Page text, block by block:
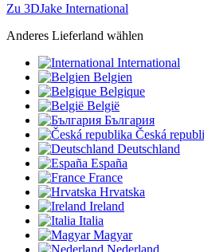
Zu 3DJake International
Anderes Lieferland wählen
International
Belgien
Belgique
België
България
Česká
Deutschland
España
France
Hrvatska
Ireland
Italia
Magyar